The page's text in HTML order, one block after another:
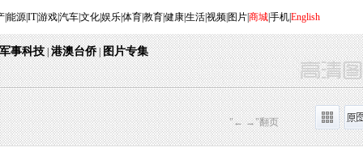
|能源|IT|游戏|汽车|文化|娱乐|体育|教育|健康|生活|视频| 图片|商城|手机|English
军事科技|港澳台侨|图片专集
"← →"翻页